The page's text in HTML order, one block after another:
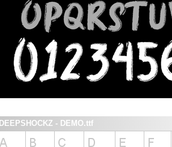
DEEPSHOCKZ - DEMO.ttf